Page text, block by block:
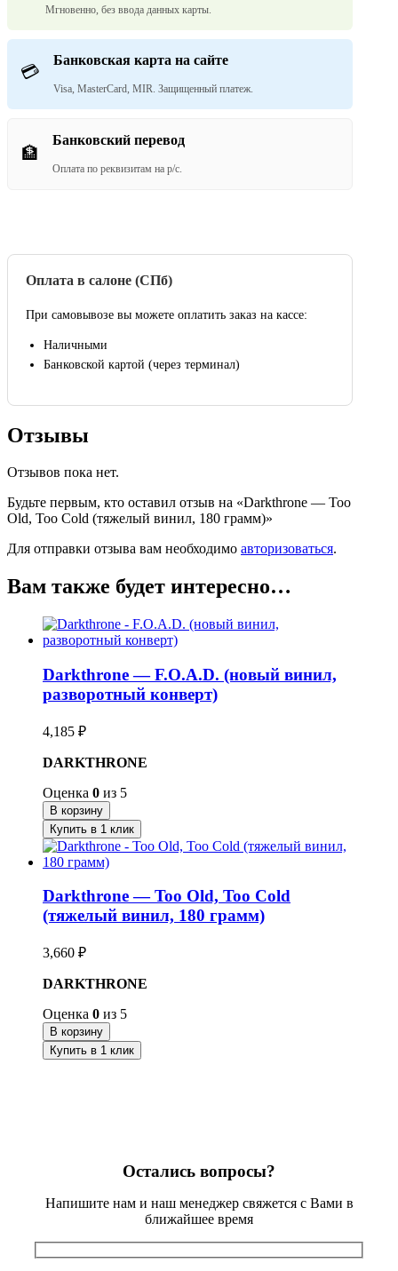
Мгновенно, без ввода данных карты.
💳
Банковская карта на сайте
Visa, MasterCard, MIR. Защищенный платеж.
🏦
Банковский перевод
Оплата по реквизитам на р/с.
Оплата в салоне (СПб)
При самовывозе вы можете оплатить заказ на кассе:
Наличными
Банковской картой (через терминал)
Отзывы
Отзывов пока нет.
Будьте первым, кто оставил отзыв на «Darkthrone — Too
Old, Too Cold (тяжелый винил, 180 грамм)»
Для отправки отзыва вам необходимо авторизоваться.
Вам также будет интересно…
Darkthrone — F.O.A.D. (новый винил,
разворотный конверт)
4,185 ₽
DARKTHRONE
Оценка 0 из 5
В корзину
Купить в 1 клик
Darkthrone — Too Old, Too Cold
(тяжелый винил, 180 грамм)
3,660 ₽
DARKTHRONE
Оценка 0 из 5
В корзину
Купить в 1 клик
Остались вопросы?
Напишите нам и наш менеджер свяжется с Вами в
ближайшее время